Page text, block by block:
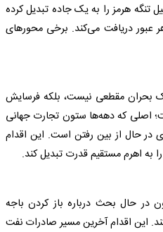
تنگه هرمز را به یک جاده تبدیل کرده
دلار برای هر عبور دریافت می‌کند. برخی محورهای
بحران مقطعی نیست، بلکه فرسایش
اصلی که دهه‌ها ستون تجارت جهانی
در حال از بین رفتن است. این اقدام
به اهرم مستقیم قدرت تبدیل کند.
در حال بحث درباره باز کردن باجه
این اقدام آخرین مسیر صادرات نفت